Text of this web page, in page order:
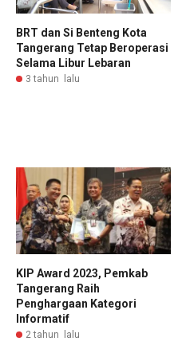
BRT dan Si Benteng Kota
Tangerang Tetap Beroperasi
Selama Libur Lebaran
3 tahun lalu
KIP Award 2023, Pemkab
Tangerang Raih
Penghargaan Kategori
Informatif
2 tahun lalu